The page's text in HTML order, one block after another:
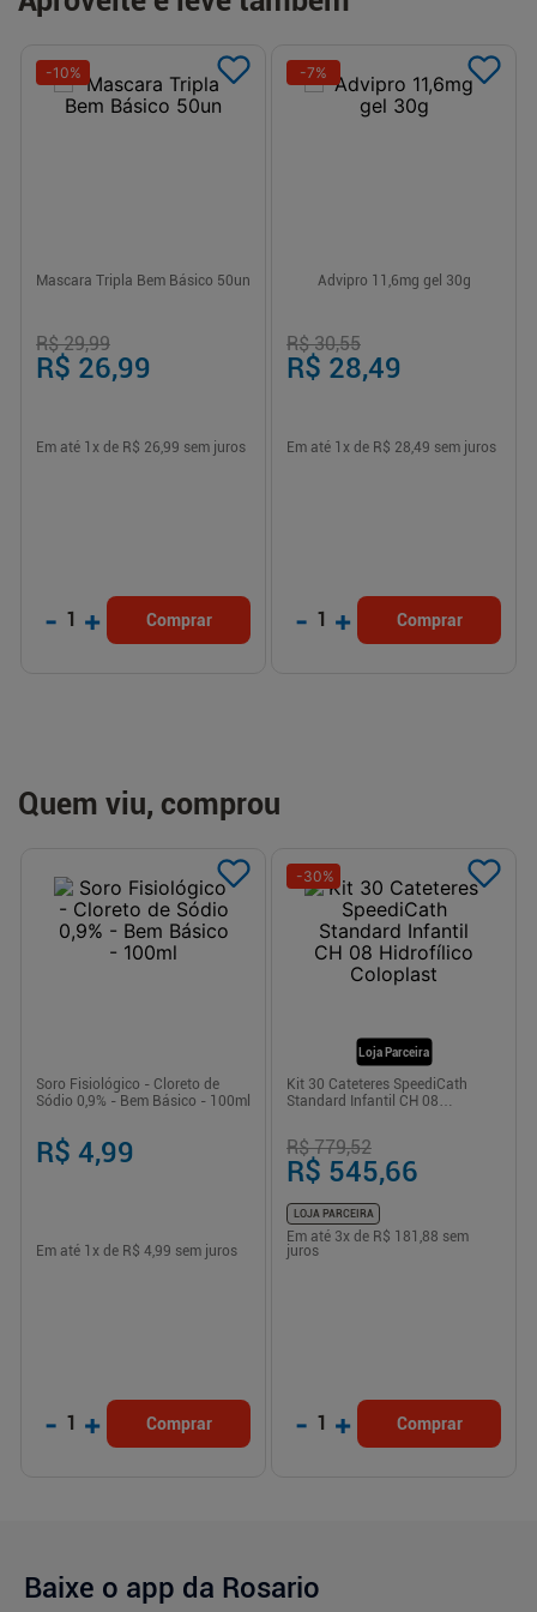
-10%
Mascara Tripla Bem Básico 50un
R$ 29,99
R$ 26,99
Em até 1 x de R$ 26,99 sem juros
- 1 + Comprar
-7%
Advipro 11,6mg gel 30g
R$ 30,55
R$ 28,49
Em até 1 x de R$ 28,49 sem juros
- 1 + Comprar
Quem viu, comprou
Soro Fisiológico - Cloreto de
Sódio 0,9% - Bem Básico - 100ml
R$ 4,99
Em até 1 x de R$ 4,99 sem juros
- 1 + Comprar
Loja Parceira
-30%
Kit 30 Cateteres SpeediCath
Standard Infantil CH 08
R$ 779,52
R$ 545,66
LOJA PARCEIRA
Em até 3x de R$ 181,88 sem
juros
- 1 + Comprar
Baixe o app da Rosario